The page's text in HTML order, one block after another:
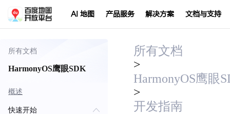
AI 地图 产品服务 解决方案 文档与支持
所有文档
HarmonyOS鹰眼SDK
概述
快速开始
所有文档
>
HarmonyOS鹰眼
>
开发指南